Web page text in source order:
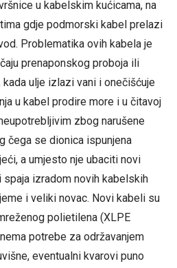
u kabelskim kućicama, na
gdje podmorski kabel prelazi
Problematika ovih kabela je
prenaponskog proboja ili
ulje izlazi vani i onečišćuje
u kabel prodire more i u čitavoj
zbog narušene
čega se dionica ispunjena
a umjesto nje ubaciti novi
izradom novih kabelskih
i veliki novac. Novi kabeli su
polietilena (XLPE
potrebe za održavanjem
eventualni kvarovi puno